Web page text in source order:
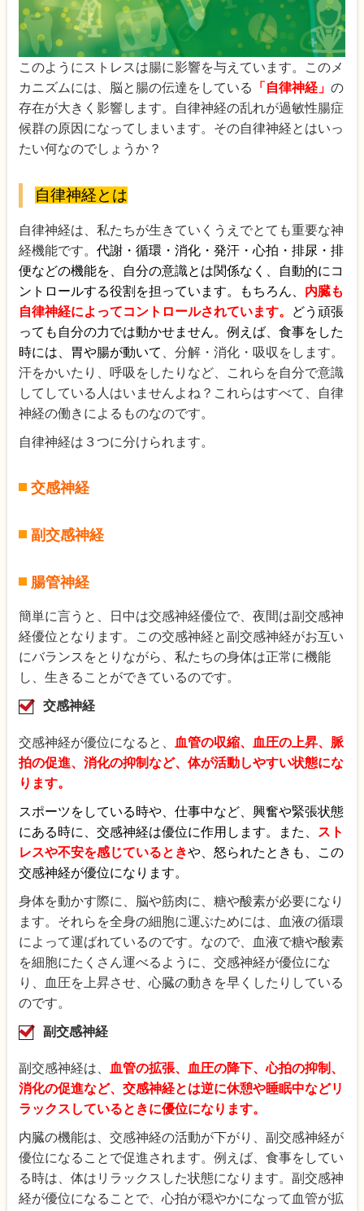
このようにストレスは腸に影響を与えています。このメ
カニズムには、脳と腸の伝達をしている
「自律神経」の
存在が大きく影響します。自律神経の乱れが過敏性腸症
候群の原因になってしまいます。その自律神経とはいっ
たい何なのでしょうか？
自律神経とは
自律神経は、私たちが生きていくうえでとても重要な神
経機能です。代謝・循環・消化・発汗・心拍・排尿・排
便などの機能を、自分の意識とは関係なく、自動的にコ
ントロールする役割を担っています。もちろん、 内臓も
自律神経によってコントロールされています。
どう頑張
っても自分の力では動かせません。例えば、食事をした
時には、 胃や腸が動いて
、分解・消化・吸収をします。
汗をかいたり、呼吸をしたりなど、これらを自分で意識
してしている人はいませんよね？これらはすべて、自律
神経の働きによるものなのです。
自律神経は３つに分けられます。
交感神経
副交感神経
腸管神経
簡単に言うと、日中は交感神経優位で、夜間は副交感神
経優位となります。この交感神経と副交感神経がお互い
にバランスをとりながら、私たちの身体は正常に機能
し、生きることができているのです。
交感神経
交感神経が優位になると、
血管の収縮、血圧の上昇、脈
拍の促進、消化の抑制など、体が活動しやすい状態にな
ります。
スポーツをしている時や、仕事中など、興奮や緊張状態
にある時に、交感神経は優位に作用します。また、
スト
レスや不安を感じているときや、怒られたときも、この
交感神経が優位になります。
身体を動かす際に、脳や筋肉に、糖や酸素が必要になり
ます。それらを全身の細胞に運ぶためには、血液の循環
によって運ばれているのです。なので、血液で糖や酸素
を細胞にたくさん運べるように、交感神経が優位にな
り、血圧を上昇させ、心臓の動きを早くしたりしている
のです。
副交感神経
副交感神経は、
血管の拡張、血圧の降下、心拍の抑制、
消化の促進など、交感神経とは逆に休憩や睡眠中などリ
ラックスしているときに優位になります。
内臓の機能は、交感神経の活動が下がり、副交感神経が
優位になることで促進されます。例えば、食事をしてい
る時は、体はリラックスした状態になります。副交感神
経が優位になることで、心拍が穏やかになって血管が拡